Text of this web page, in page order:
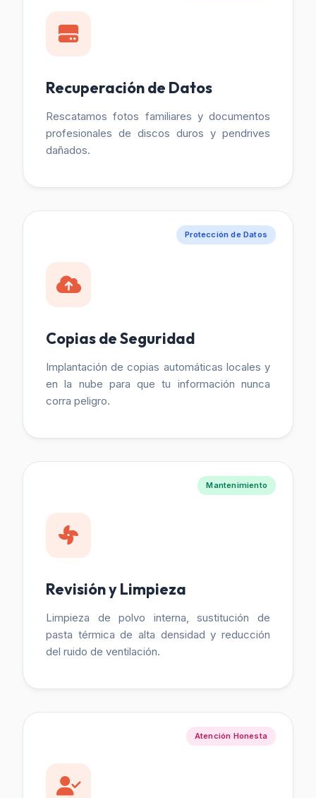
Recuperación de Datos
Rescatamos fotos familiares y documentos
profesionales de discos duros y pendrives
dañados.
Protección de Datos
Copias de Seguridad
Implantación de copias automáticas locales y
en la nube para que tu información nunca
corra peligro.
Mantenimiento
Revisión y Limpieza
Limpieza de polvo interna, sustitución de
pasta térmica de alta densidad y reducción
del ruido de ventilación.
Atención Honesta